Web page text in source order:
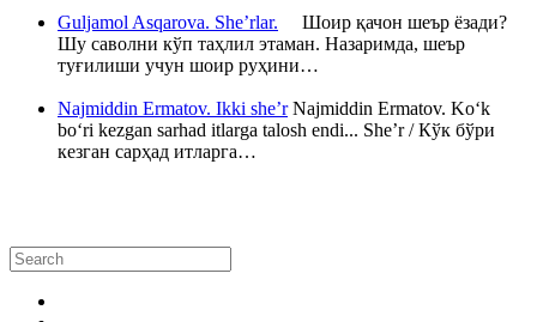
Guljamol Asqarova. She’rlar. Шоир қачон шеър ёзади?
Шу саволни кўп таҳлил этаман. Назаримда, шеър
туғилиши учун шоир руҳини…
Najmiddin Ermatov. Ikki she’rNajmiddin Ermatov. Ko‘k
bo‘ri kezgan sarhad itlarga talosh endi... She’r / Кўк бўри
кезган сарҳад итларга…